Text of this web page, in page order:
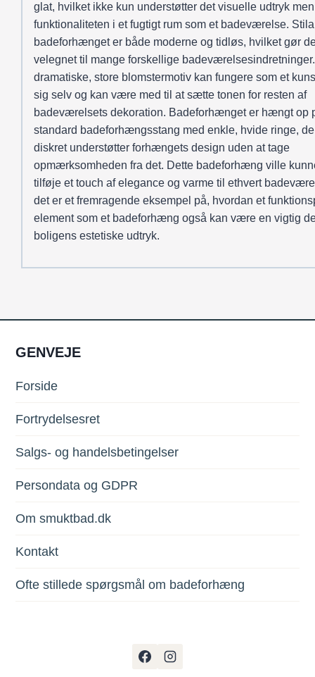
glat, hvilket ikke kun understøtter det visuelle udtryk
funktionaliteten i et fugtigt rum som et badeværelse.
badeforhænget er både moderne og tidløs, hvilket gør
velegnet til mange forskellige
dramatiske, store blomstermotiv kan fungere som et
sig selv og kan være med til at sætte tonen for resten af
badeværelsets dekoration. Badeforhænget er hængt op
standard badeforhængsstang med enkle, hvide ringe,
diskret understøtter forhængets design uden at tage
opmærksomheden fra det. Dette badeforhæng ville
tilføje et touch af elegance og varme til ethvert
det er et fremragende eksempel på, hvordan et
element som et badeforhæng også kan være en vigtig
boligens estetiske udtryk.
GENVEJE
Forside
Fortrydelsesret
Salgs- og handelsbetingelser
Persondata og GDPR
Om smuktbad.dk
Kontakt
Ofte stillede spørgsmål om badeforhæng